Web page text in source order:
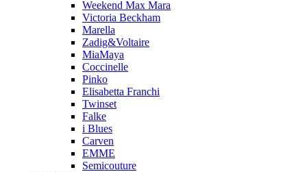
Weekend Max Mara
Victoria Beckham
Marella
Zadig&Voltaire
MiaMaya
Coccinelle
Pinko
Elisabetta Franchi
Twinset
Falke
i Blues
Carven
EMME
Semicouture